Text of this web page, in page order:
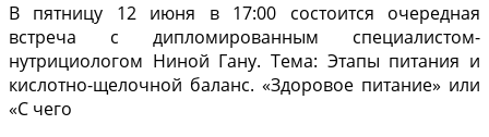
В пятницу 12 июня в 17:00 состоится очередная
встреча с дипломированным специалистом-
нутрициологом Ниной Гану. Тема: Этапы питания и
кислотно-щелочной баланс. «Здоровое питание» или
«С чего